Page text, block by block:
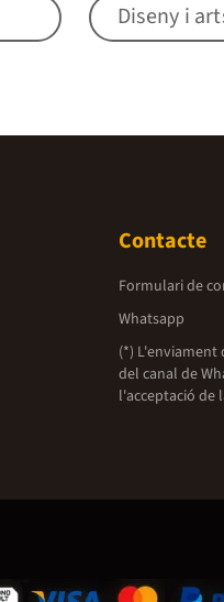
Diseny i
Contacte
Formulari de
Whatsapp
(*) L'enviament
del canal de
l'acceptació de